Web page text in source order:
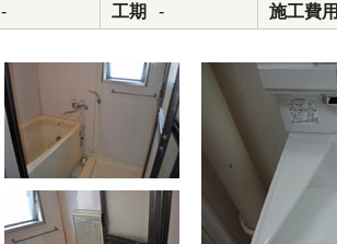
- 工期 - 施工費用